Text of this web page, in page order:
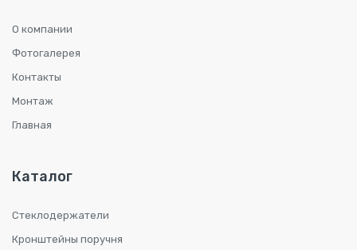
О компании
Фотогалерея
Контакты
Монтаж
Главная
Каталог
Стеклодержатели
Кронштейны поручня